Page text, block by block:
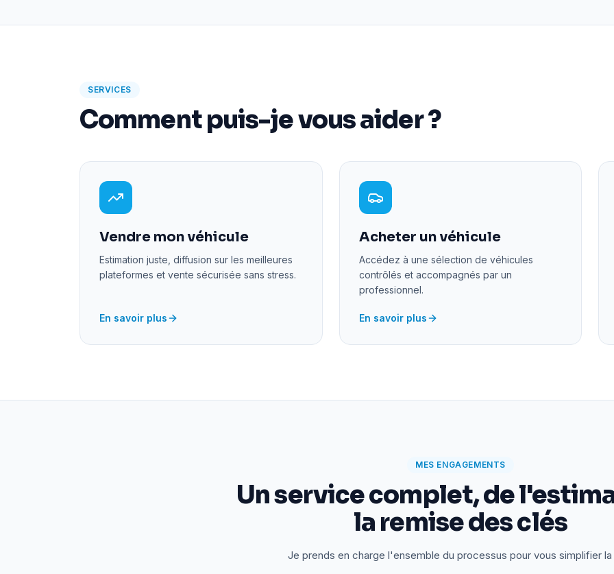
SERVICES
Comment puis-je vous aider ?
Vendre mon véhicule
Estimation juste, diffusion sur les meilleures
plateformes et vente sécurisée sans stress.
En savoir plus
Acheter un véhicule
Accédez à une sélection de véhicules
contrôlés et accompagnés par un
professionnel.
En savoir plus
MES ENGAGEMENTS
Un service complet, de
la remise des clés
Je prends en charge l'ensemble du processus pour vous simplifier la